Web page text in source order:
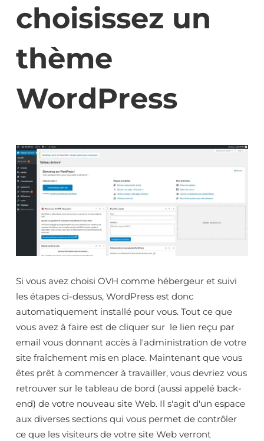
choisissez un
thème
WordPress
Si vous avez choisi OVH comme hébergeur et suivi
les étapes ci-dessus, WordPress est donc
automatiquement installé pour vous. Tout ce que
vous avez à faire est de cliquer sur le lien reçu par
email vous donnant accès à l'administration de votre
site fraîchement mis en place. Maintenant que vous
êtes prêt à commencer à travailler, vous devriez vous
retrouver sur le tableau de bord (aussi appelé back-
end) de votre nouveau site Web. Il s'agit d'un espace
aux diverses sections qui vous permet de contrôler
ce que les visiteurs de votre site Web verront